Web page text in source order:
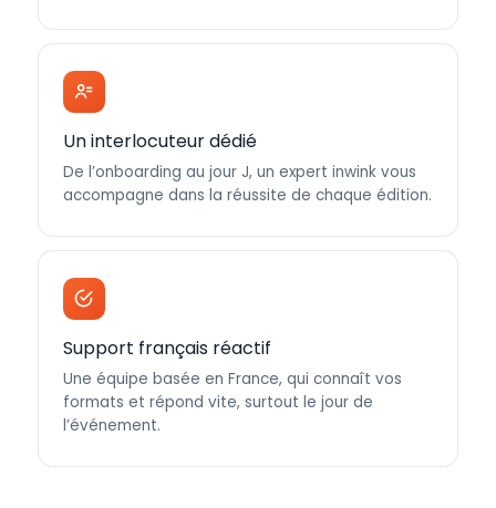
Un interlocuteur dédié
De l’onboarding au jour J, un expert inwink vous
accompagne dans la réussite de chaque édition.
Support français réactif
Une équipe basée en France, qui connaît vos
formats et répond vite, surtout le jour de
l’événement.